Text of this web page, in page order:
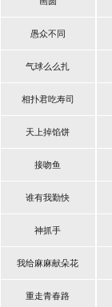
愚众不同
气球么么扎
相扑君吃寿司
天上掉馅饼
接吻鱼
谁有我勤快
神抓手
我给麻麻献朵花
重走青春路